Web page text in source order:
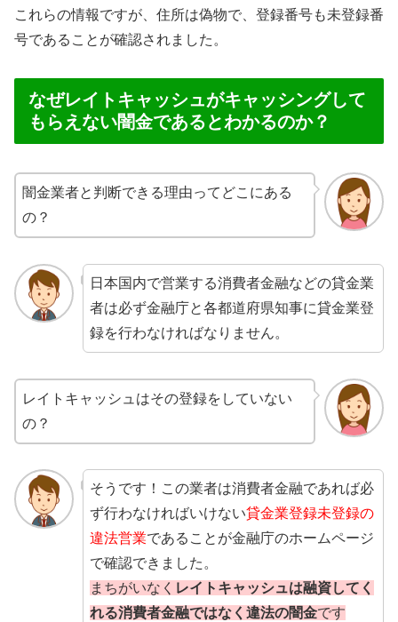
これらの情報ですが、住所は偽物で、登録番号も未登録番
号であることが確認されました。
なぜレイトキャッシュがキャッシングして
もらえない闇金であるとわかるのか？
闇金業者と判断できる理由ってどこにある
の？
日本国内で営業する消費者金融などの貸金業
者は必ず金融庁と各都道府県知事に貸金業登
録を行わなければなりません。
レイトキャッシュはその登録をしていない
の？
そうです！この業者は消費者金融であれば必
ず行わなければいけない貸金業登録未登録の
違法営業であることが金融庁のホームページ
で確認できました。
まちがいなく レイトキャッシュは融資してく
れる消費者金融ではなく違法の闇金です